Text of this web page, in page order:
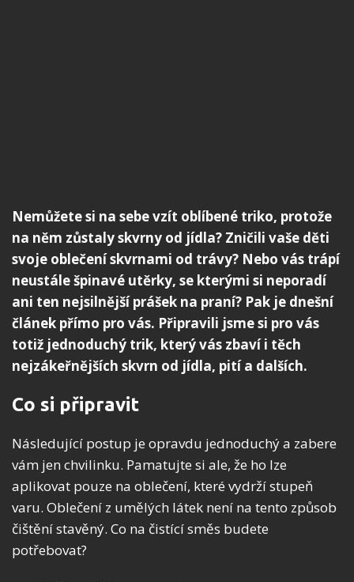
Nemůžete si na sebe vzít oblíbené triko, protože
na něm zůstaly skvrny od jídla? Zničili vaše děti
svoje oblečení skvrnami od trávy? Nebo vás trápí
neustále špinavé utěrky, se kterými si neporadí
ani ten nejsilnější prášek na praní? Pak je dnešní
článek přímo pro vás. Připravili jsme si pro vás
totiž jednoduchý trik, který vás zbaví i těch
nejzákeřnějších skvrn od jídla, pití a dalších.
Co si připravit
Následující postup je opravdu jednoduchý a zabere
vám jen chvilinku. Pamatujte si ale, že ho lze
aplikovat pouze na oblečení, které vydrží stupeň
varu. Oblečení z umělých látek není na tento způsob
čištění stavěný. Co na čistící směs budete
potřebovat?